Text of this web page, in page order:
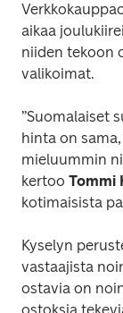
aikaa
niiden tekoon
valikoimat.
”Suomalaiset
hinta on
mieluummin
kertoo Tommi
kotimaisista
Kyselyn
vastaajista
ostavia on